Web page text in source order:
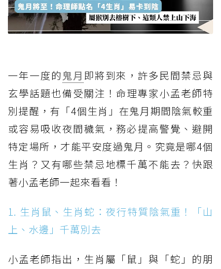
一年一度的鬼月 即將到來，許多民間禁忌與
玄學話題也備受關注！命理專家小孟老師特
別提醒，有「4個生肖」在鬼月期間陰氣較重
或容易吸收夜間穢氣，務必提高警覺、避開
特定場所，才能平安度過鬼月。究竟是哪4個
生肖？又有哪些禁忌地標千萬不能去？快跟
著小孟老師一起來看看！
1. 生肖鼠、生肖蛇：夜行特質陰氣重！「山
上、水邊」千萬別去
小孟老師指出，生肖屬「鼠」與「蛇」的朋